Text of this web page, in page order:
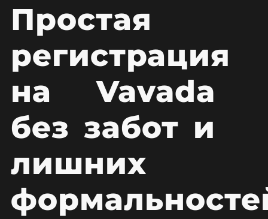
Простая
регистрация
на Vavada
без забот и
лишних